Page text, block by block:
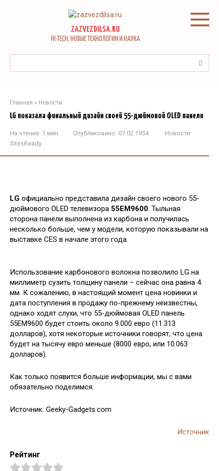
ZAZVEZDILSA.RU
HI-TECH, НОВЫЕ ТЕХНОЛОГИИ И НАУКА
Главная » Новости
LG показала финальный дизайн своей 55-дюймовой OLED панели
На чтение: 1 мин Опубликовано: 07.02.1954
Новости
SitesReady
LG официально представила дизайн своего нового 55-
дюймового OLED телевизора 55EM9600. Тыльная
сторона панели выполнена из карбона и получилась
несколько больше, чем у модели, которую показывали на
выставке CES в начале этого года.
Использование карбонового волокна позволило LG на
миллиметр сузить толщину панели – сейчас она равна 4
мм. К сожалению, в настоящий момент цена новинки и
дата поступления в продажу по-прежнему неизвестны,
однако ходят слухи, что 55-дюймовая OLED панель
55EM9600 будет стоить около 9.000 евро (11.313
долларов), хотя некоторые источники говорят, что цена
будет на тысячу евро меньше (8000 евро, или 10.063
долларов).
Как только появится больше информации, мы с вами
обязательно поделимся.
Источник: Geeky-Gadgets.com
Источник
Рейтинг